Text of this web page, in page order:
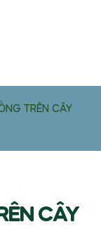
TRÊN CÂY
CÂY